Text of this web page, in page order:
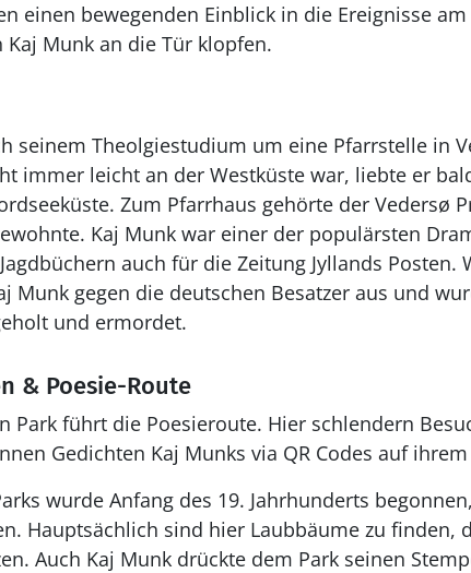
einen bewegenden Einblick in die Ereignisse am
Munk an die Tür klopfen.
seinem Theolgiestudium um eine Pfarrstelle in
immer leicht an der Westküste war, liebte er
Zum Pfarrhaus gehörte der Vedersø
Kaj Munk war einer der populärsten
auch für die Zeitung Jyllands Posten.
Munk gegen die deutschen Besatzer aus und
und ermordet.
& Poesie-Route
Park führt die Poesieroute. Hier schlendern
Gedichten Kaj Munks via QR Codes auf
wurde Anfang des 19. Jahrhunderts
Hauptsächlich sind hier Laubbäume zu finden,
Auch Kaj Munk drückte dem Park seinen